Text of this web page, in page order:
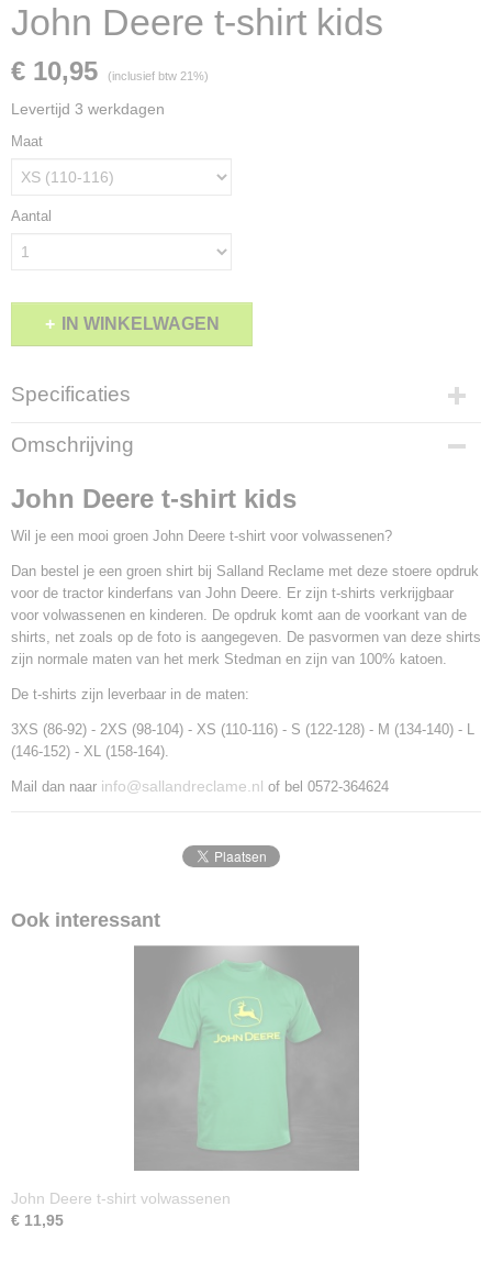
John Deere t-shirt kids
€ 10,95 (inclusief btw 21%)
Levertijd 3 werkdagen
Maat
Aantal
IN WINKELWAGEN
Specificaties
Productcode
1453-117
Omschrijving
John Deere t-shirt kids
Wil je een mooi groen John Deere t-shirt voor volwassenen?
Dan bestel je een groen shirt bij Salland Reclame met deze stoere opdruk
voor de tractor kinderfans van John Deere. Er zijn t-shirts verkrijgbaar
voor volwassenen en kinderen. De opdruk komt aan de voorkant van de
shirts, net zoals op de foto is aangegeven. De pasvormen van deze shirts
zijn normale maten van het merk Stedman en zijn van 100% katoen.
De t-shirts zijn leverbaar in de maten:
3XS (86-92) - 2XS (98-104) - XS (110-116) - S (122-128) - M (134-140) - L
(146-152) - XL (158-164).
Mail dan naar info@sallandreclame.nl of bel 0572-364624
Ook interessant
John Deere t-shirt volwassenen
€ 11,95